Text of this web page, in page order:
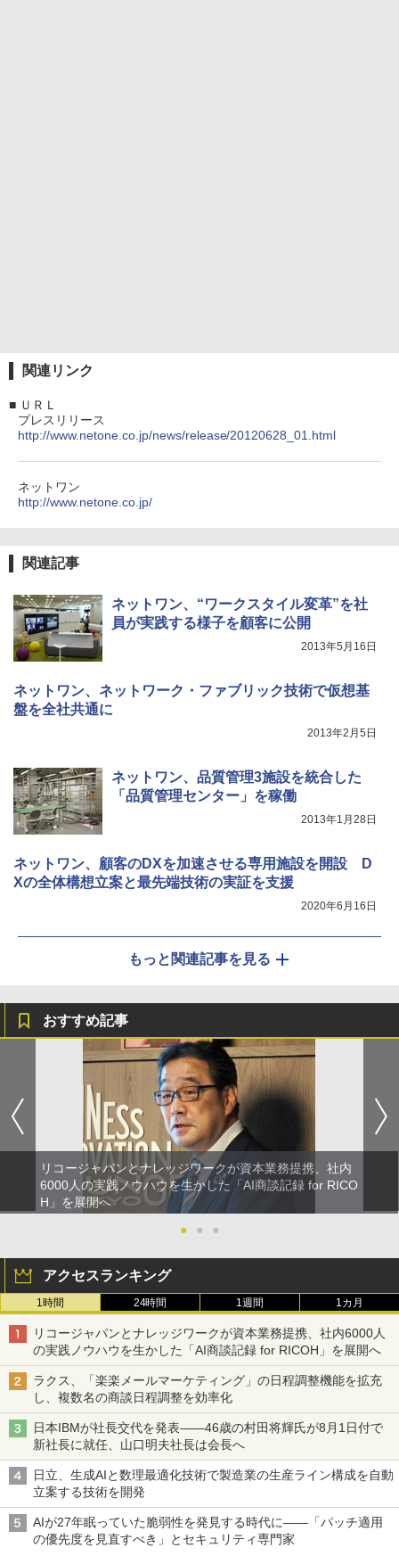
関連リンク
■ ＵＲＬ
プレスリリース
http://www.netone.co.jp/news/release/20120628_01.html
ネットワン
http://www.netone.co.jp/
関連記事
ネットワン、“ワークスタイル変革”を社
員が実践する様子を顧客に公開
2013年5月16日
ネットワン、ネットワーク・ファブリック技術で仮想基
盤を全社共通に
2013年2月5日
ネットワン、品質管理3施設を統合した
「品質管理センター」を稼働
2013年1月28日
ネットワン、顧客のDXを加速させる専用施設を開設 D
Xの全体構想立案と最先端技術の実証を支援
2020年6月16日
もっと関連記事を見る
おすすめ記事
リコージャパンとナレッジワークが資本業務提携、社内
6000人の実践ノウハウを生かした「AI商談記録 for RICO
H」を展開へ
●
● ●
アクセスランキング
1時間 24時間 1週間 1カ月
リコージャパンとナレッジワークが資本業務提携、社内6000人
の実践ノウハウを生かした「AI商談記録 for RICOH」を展開へ
ラクス、「楽楽メールマーケティング」の日程調整機能を拡充
し、複数名の商談日程調整を効率化
日本IBMが社長交代を発表――46歳の村田将輝氏が8月1日付で
新社長に就任、山口明夫社長は会長へ
日立、生成AIと数理最適化技術で製造業の生産ライン構成を自動
立案する技術を開発
AIが27年眠っていた脆弱性を発見する時代に――「パッチ適用
の優先度を見直すべき」とセキュリティ専門家